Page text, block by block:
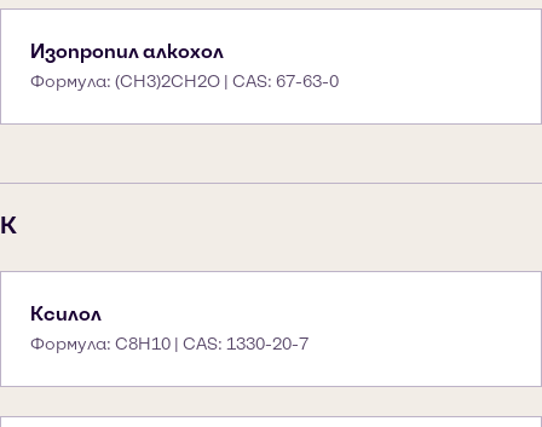
Изопропил алкохол
Формула: (CH3)2CH2O | CAS: 67-63-0
K
Ксилол
Формула: C8H10 | CAS: 1330-20-7